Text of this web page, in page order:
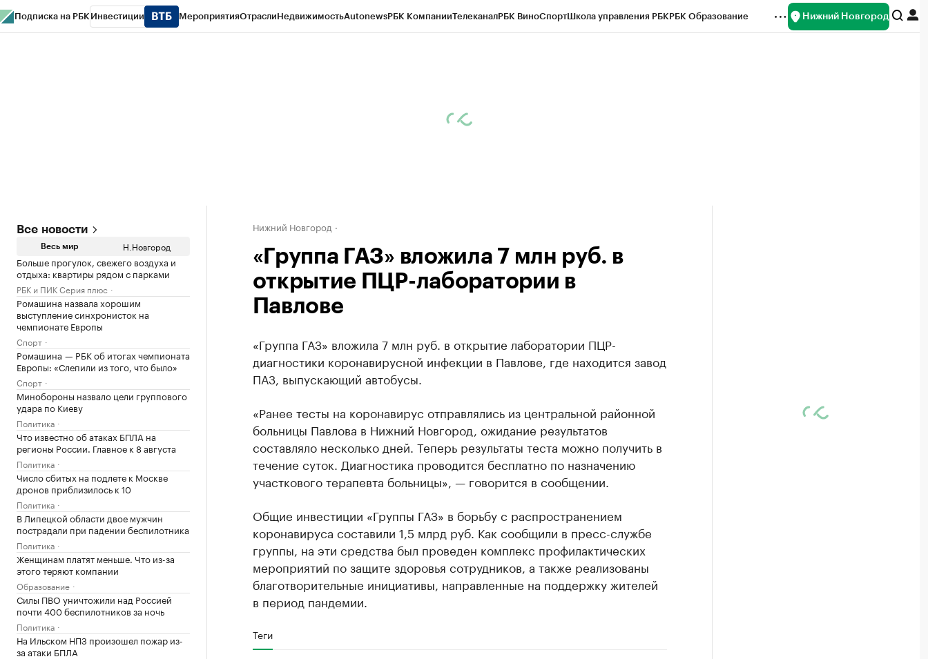
Подписка на РБК Инвестиции МероприятияОтраслиНедвижимостьAutonewsРБК КомпанииТелеканалРБК ВиноСпортШкола управления РБКРБК Образование Нижний Новгород
Все новости
Весь мир Н.Новгород
Больше прогулок, свежего воздуха и
отдыха: квартиры рядом с парками
РБК и ПИК Серия плюс
Ромашина назвала хорошим
выступление синхронисток на
чемпионате Европы
Спорт
Ромашина — РБК об итогах чемпионата
Европы: «Слепили из того, что было»
Спорт
Минобороны назвало цели группового
удара по Киеву
Политика
Что известно об атаках БПЛА на
регионы России. Главное к 8 августа
Политика
Число сбитых на подлете к Москве
дронов приблизилось к 10
Политика
В Липецкой области двое мужчин
пострадали при падении беспилотника
Политика
Женщинам платят меньше. Что из-за
этого теряют компании
Образование
Силы ПВО уничтожили над Россией
почти 400 беспилотников за ночь
Политика
На Ильском НПЗ произошел пожар из-
за атаки БПЛА
Нижний Новгород
«Группа ГАЗ» вложила 7 млн руб. в
открытие ПЦР-лаборатории в
Павлове
«Группа ГАЗ» вложила 7 млн руб. в открытие лаборатории ПЦР-
диагностики коронавирусной инфекции в Павлове, где находится завод
ПАЗ, выпускающий автобусы.
«Ранее тесты на коронавирус отправлялись из центральной районной
больницы Павлова в Нижний Новгород, ожидание результатов
составляло несколько дней. Теперь результаты теста можно получить в
течение суток. Диагностика проводится бесплатно по назначению
участкового терапевта больницы», — говорится в сообщении.
Общие инвестиции «Группы ГАЗ» в борьбу с распространением
коронавируса составили 1,5 млрд руб. Как сообщили в пресс-службе
группы, на эти средства был проведен комплекс профилактических
мероприятий по защите здоровья сотрудников, а также реализованы
благотворительные инициативы, направленные на поддержку жителей
в период пандемии.
Теги